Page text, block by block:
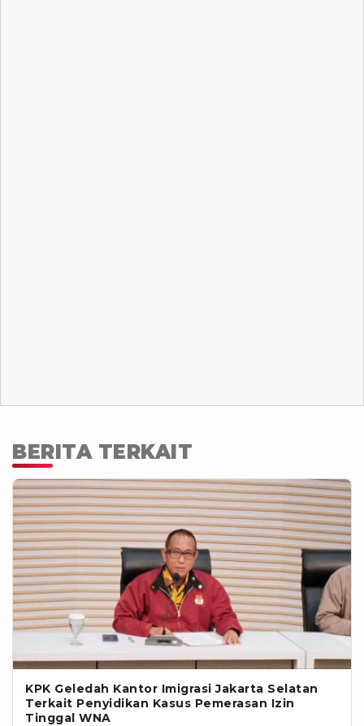
BERITA TERKAIT
KPK Geledah Kantor Imigrasi Jakarta Selatan
Terkait Penyidikan Kasus Pemerasan Izin
Tinggal WNA